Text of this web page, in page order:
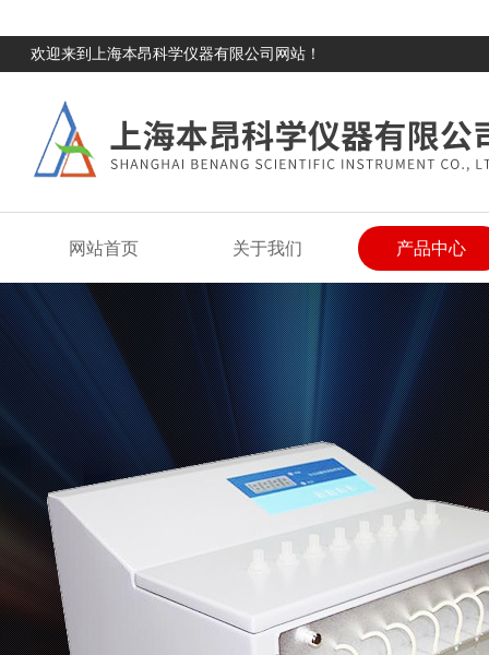
欢迎来到上海本昂科学仪器有限公司网站！
网站首页 关于我们 产品中心